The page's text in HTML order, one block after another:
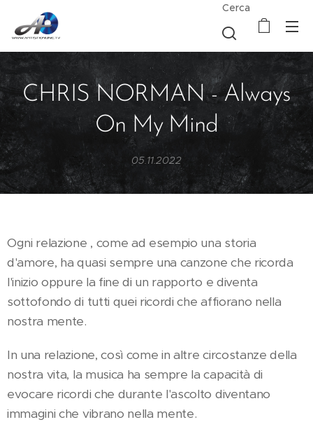
Cerca
CHRIS NORMAN - Always
On My Mind
05.11.2022
Ogni relazione , come ad esempio una storia
d'amore, ha quasi sempre una canzone che ricorda
l'inizio oppure la fine di un rapporto e diventa
sottofondo di tutti quei ricordi che affiorano nella
nostra mente.
In una relazione, così come in altre circostanze della
nostra vita, la musica ha sempre la capacità di
evocare ricordi che durante l'ascolto diventano
immagini che vibrano nella mente.